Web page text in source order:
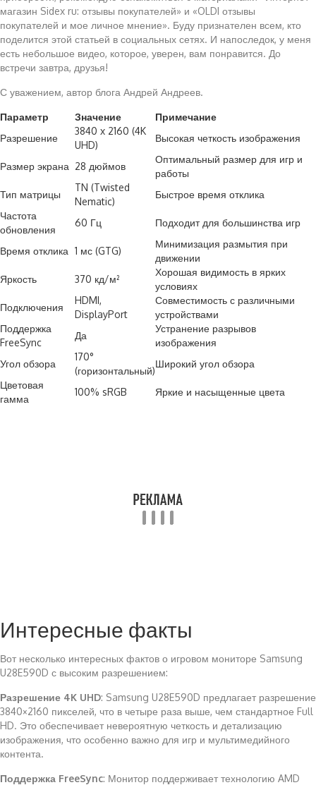
магазин Sidex ru: отзывы покупателей» и «OLDI отзывы
покупателей и мое личное мнение». Буду признателен всем, кто
поделится этой статьей в социальных сетях. И напоследок, у меня
есть небольшое видео, которое, уверен, вам понравится. До
встречи завтра, друзья!
С уважением, автор блога Андрей Андреев.
Параметр Значение
Примечание
Разрешение
3840 x 2160 (4K
UHD)
Высокая четкость изображения
Размер экрана 28 дюймов
Оптимальный размер для игр и
работы
Тип матрицы
TN (Twisted
Nematic)
Быстрое время отклика
Частота
обновления
60 Гц Подходит для большинства игр
Время отклика 1 мс (GTG)
Минимизация размытия при
движении
Яркость
370 кд/м²
Хорошая видимость в ярких
условиях
Подключения
HDMI,
DisplayPort
Совместимость с различными
устройствами
Поддержка
FreeSync
Да
Устранение разрывов
изображения
Угол обзора
170°
(горизонтальный)
Широкий угол обзора
Цветовая
гамма
100% sRGB Яркие и насыщенные цвета
Интересные факты
Вот несколько интересных фактов о игровом мониторе Samsung
U28E590D с высоким разрешением:
Разрешение 4K UHD: Samsung U28E590D предлагает разрешение
3840×2160 пикселей, что в четыре раза выше, чем стандартное Full
HD. Это обеспечивает невероятную четкость и детализацию
изображения, что особенно важно для игр и мультимедийного
контента.
Поддержка FreeSync: Монитор поддерживает технологию AMD